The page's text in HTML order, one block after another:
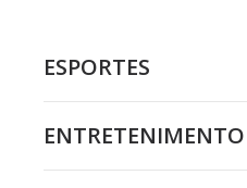
ESPORTES
ENTRETENIMENTO